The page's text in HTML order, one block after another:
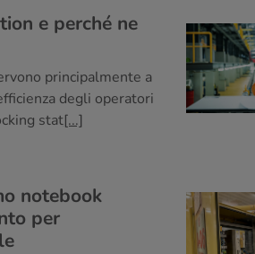
e perché ne
principalmente a
degli operatori
stat[...]
notebook
per